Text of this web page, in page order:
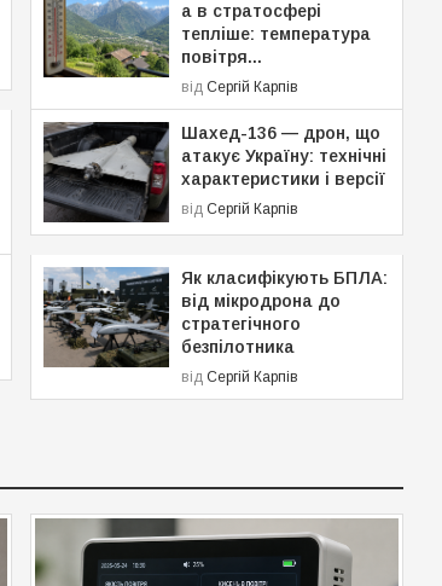
а в стратосфері
тепліше: температура
повітря...
відСергій Карпів
Шахед-136 — дрон, що
атакує Україну: технічні
характеристики і версії
відСергій Карпів
Як класифікують БПЛА:
від мікродрона до
стратегічного
безпілотника
відСергій Карпів